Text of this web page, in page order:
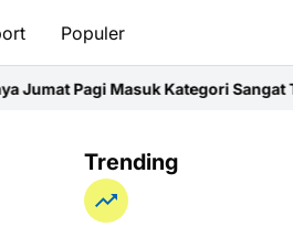
Populer
Sangat Tidak Sehat, Polres
Publik Standar Pelayanan
Trending